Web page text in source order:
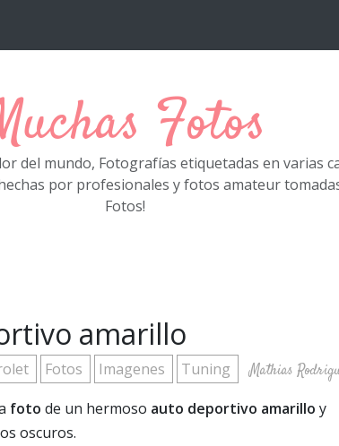
Fotos
del mundo, Fotografías etiquetadas en varias
por profesionales y fotos amateur
Fotos!
amarillo
Fotos Imagenes Tuning Mathias
foto de un hermoso auto deportivo amarillo y
oscuros.